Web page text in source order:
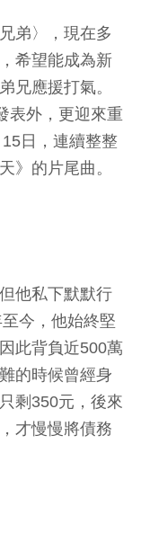
弟〉，現在多
希望能成為新
兄應援打氣。
表外，更迎來重
日，連續整整
》的片尾曲。
他私下默默行
今，他始終堅
此背負近500萬
的時候曾經身
剩350元，後來
才慢慢將債務